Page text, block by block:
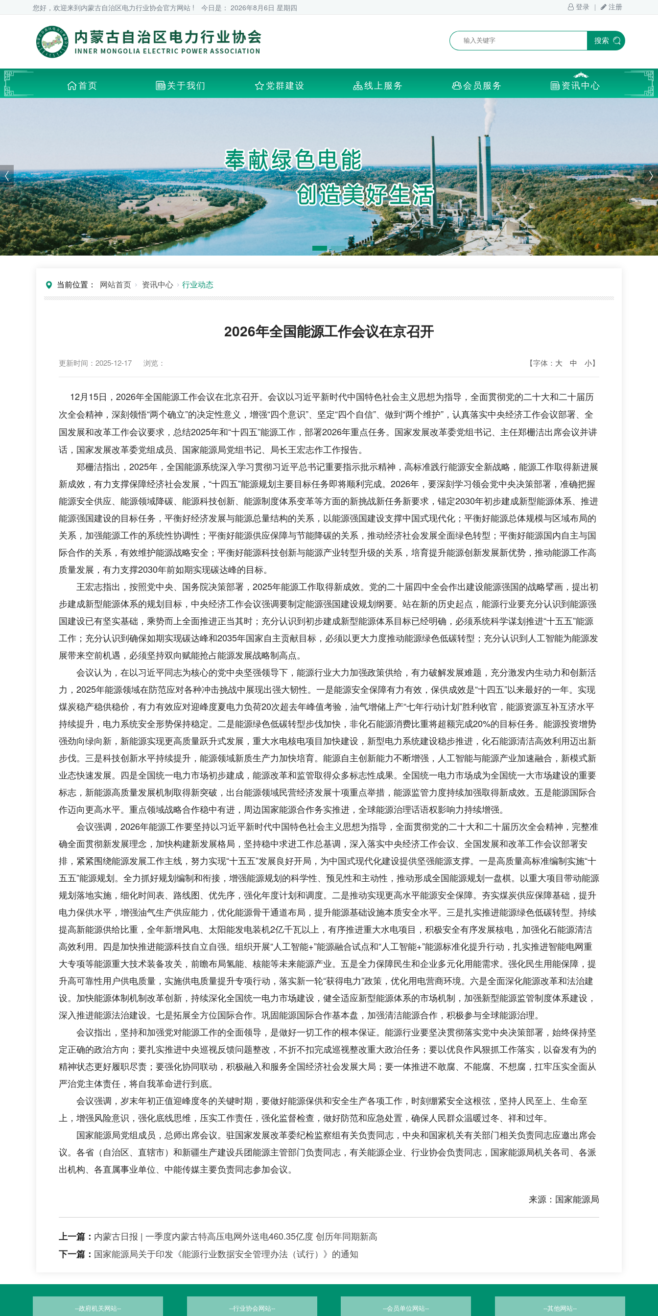
您好，欢迎来到内蒙古自治区电力行业协会官方网站 ! 今日是： 2026年8月6日 星期四
搜索
首页 关于我们 党群建设 线上服务 会员服务 资讯中心
当前位置： 网站首页 资讯中心 行业动态
2026年全国能源工作会议在京召开
更新时间：2025-12-17 浏览： 【字体： 大 中 小】
12月15日，2026年全国能源工作会议在北京召开。会议以习近平新时代中国特色社会主义思想为指导，全面贯彻党的二十大和二十届历
次全会精神，深刻领悟“两个确立”的决定性意义，增强“四个意识”、坚定“四个自信”、做到“两个维护”，认真落实中央经济工作会议部署、全
国发展和改革工作会议要求，总结2025年和“十四五”能源工作，部署2026年重点任务。国家发展改革委党组书记、主任郑栅洁出席会议并讲
话，国家发展改革委党组成员、国家能源局党组书记、局长王宏志作工作报告。
郑栅洁指出，2025年，全国能源系统深入学习贯彻习近平总书记重要指示批示精神，高标准践行能源安全新战略，能源工作取得新进展
新成效，有力支撑保障经济社会发展，“十四五”能源规划主要目标任务即将顺利完成。2026年，要深刻学习领会党中央决策部署，准确把握
能源安全供应、能源领域降碳、能源科技创新、能源制度体系变革等方面的新挑战新任务新要求，锚定2030年初步建成新型能源体系、推进
能源强国建设的目标任务，平衡好经济发展与能源总量结构的关系，以能源强国建设支撑中国式现代化；平衡好能源总体规模与区域布局的
关系，加强能源工作的系统性协调性；平衡好能源供应保障与节能降碳的关系，推动经济社会发展全面绿色转型；平衡好能源国内自主与国
际合作的关系，有效维护能源战略安全；平衡好能源科技创新与能源产业转型升级的关系，培育提升能源创新发展新优势，推动能源工作高
质量发展，有力支撑2030年前如期实现碳达峰的目标。
王宏志指出，按照党中央、国务院决策部署，2025年能源工作取得新成效。党的二十届四中全会作出建设能源强国的战略擘画，提出初
步建成新型能源体系的规划目标，中央经济工作会议强调要制定能源强国建设规划纲要。站在新的历史起点，能源行业要充分认识到能源强
国建设已有坚实基础，乘势而上全面推进正当其时；充分认识到初步建成新型能源体系目标已经明确，必须系统科学谋划推进“十五五”能源
工作；充分认识到确保如期实现碳达峰和2035年国家自主贡献目标，必须以更大力度推动能源绿色低碳转型；充分认识到人工智能为能源发
展带来空前机遇，必须坚持双向赋能抢占能源发展战略制高点。
会议认为，在以习近平同志为核心的党中央坚强领导下，能源行业大力加强政策供给，有力破解发展难题，充分激发内生动力和创新活
力，2025年能源领域在防范应对各种冲击挑战中展现出强大韧性。一是能源安全保障有力有效，保供成效是“十四五”以来最好的一年。实现
煤炭稳产稳供稳价，有力有效应对迎峰度夏电力负荷20次超去年峰值考验，油气增储上产“七年行动计划”胜利收官，能源资源互补互济水平
持续提升，电力系统安全形势保持稳定。二是能源绿色低碳转型步伐加快，非化石能源消费比重将超额完成20%的目标任务。能源投资增势
强劲向绿向新，新能源实现更高质量跃升式发展，重大水电核电项目加快建设，新型电力系统建设稳步推进，化石能源清洁高效利用迈出新
步伐。三是科技创新水平持续提升，能源领域新质生产力加快培育。能源自主创新能力不断增强，人工智能与能源产业加速融合，新模式新
业态快速发展。四是全国统一电力市场初步建成，能源改革和监管取得众多标志性成果。全国统一电力市场成为全国统一大市场建设的重要
标志，新能源高质量发展机制取得新突破，出台能源领域民营经济发展十项重点举措，能源监管力度持续加强取得新成效。五是能源国际合
作迈向更高水平。重点领域战略合作稳中有进，周边国家能源合作务实推进，全球能源治理话语权影响力持续增强。
会议强调，2026年能源工作要坚持以习近平新时代中国特色社会主义思想为指导，全面贯彻党的二十大和二十届历次全会精神，完整准
确全面贯彻新发展理念，加快构建新发展格局，坚持稳中求进工作总基调，深入落实中央经济工作会议、全国发展和改革工作会议部署安
排，紧紧围绕能源发展工作主线，努力实现“十五五”发展良好开局，为中国式现代化建设提供坚强能源支撑。一是高质量高标准编制实施“十
五五”能源规划。全力抓好规划编制和衔接，增强能源规划的科学性、预见性和主动性，推动形成全国能源规划一盘棋。以重大项目带动能源
规划落地实施，细化时间表、路线图、优先序，强化年度计划和调度。二是推动实现更高水平能源安全保障。夯实煤炭供应保障基础，提升
电力保供水平，增强油气生产供应能力，优化能源骨干通道布局，提升能源基础设施本质安全水平。三是扎实推进能源绿色低碳转型。持续
提高新能源供给比重，全年新增风电、太阳能发电装机2亿千瓦以上，有序推进重大水电项目，积极安全有序发展核电，加强化石能源清洁
高效利用。四是加快推进能源科技自立自强。组织开展“人工智能+”能源融合试点和“人工智能+”能源标准化提升行动，扎实推进智能电网重
大专项等能源重大技术装备攻关，前瞻布局氢能、核能等未来能源产业。五是全力保障民生和企业多元化用能需求。强化民生用能保障，提
升高可靠性用户供电质量，实施供电质量提升专项行动，落实新一轮“获得电力”政策，优化用电营商环境。六是全面深化能源改革和法治建
设。加快能源体制机制改革创新，持续深化全国统一电力市场建设，健全适应新型能源体系的市场机制，加强新型能源监管制度体系建设，
深入推进能源法治建设。七是拓展全方位国际合作。巩固能源国际合作基本盘，加强清洁能源合作，积极参与全球能源治理。
会议指出，坚持和加强党对能源工作的全面领导，是做好一切工作的根本保证。能源行业要坚决贯彻落实党中央决策部署，始终保持坚
定正确的政治方向；要扎实推进中央巡视反馈问题整改，不折不扣完成巡视整改重大政治任务；要以优良作风狠抓工作落实，以奋发有为的
精神状态更好履职尽责；要强化协同联动，积极融入和服务全国经济社会发展大局；要一体推进不敢腐、不能腐、不想腐，扛牢压实全面从
严治党主体责任，将自我革命进行到底。
会议强调，岁末年初正值迎峰度冬的关键时期，要做好能源保供和安全生产各项工作，时刻绷紧安全这根弦，坚持人民至上、生命至
上，增强风险意识，强化底线思维，压实工作责任，强化监督检查，做好防范和应急处置，确保人民群众温暖过冬、祥和过年。
国家能源局党组成员，总师出席会议。驻国家发展改革委纪检监察组有关负责同志，中央和国家机关有关部门相关负责同志应邀出席会
议。各省（自治区、直辖市）和新疆生产建设兵团能源主管部门负责同志，有关能源企业、行业协会负责同志，国家能源局机关各司、各派
出机构、各直属事业单位、中能传媒主要负责同志参加会议。
来源：国家能源局
上一篇： 内蒙古日报 | 一季度内蒙古特高压电网外送电460.35亿度 创历年同期新高
下一篇： 国家能源局关于印发《能源行业数据安全管理办法（试行）》的通知
--政府机关网站-- --行业协会网站-- --会员单位网站-- --其他网站--